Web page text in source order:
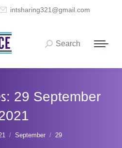
intsharing321@gmail.com
Search:
Search
29 September
September 29